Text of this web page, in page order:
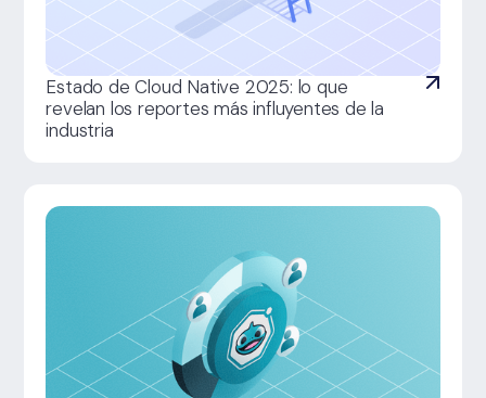
Estado de Cloud Native 2025: lo que
revelan los reportes más influyentes de la
industria